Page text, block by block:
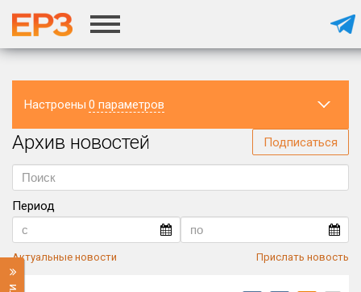
Настроены 0 параметров
Регион
Архив новостей Подписаться
Период
Актуальные новости Прислать новость